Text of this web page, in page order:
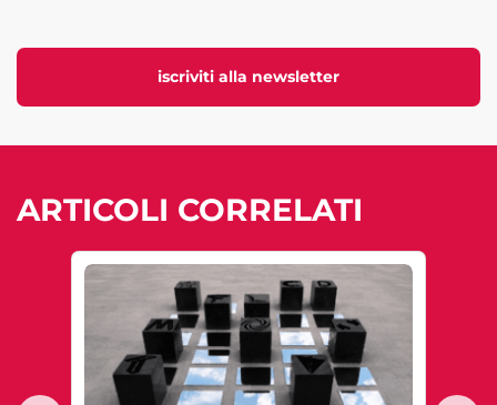
iscriviti alla newsletter
ARTICOLI CORRELATI